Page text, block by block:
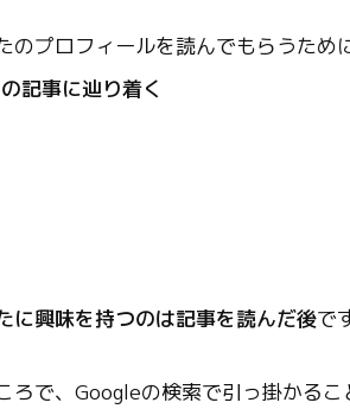
プロフィールを読んでもらうために
記事に辿り着く
に興味を持つのは記事を読んだ後で
ろで、Googleの検索で引っ掛かるこ